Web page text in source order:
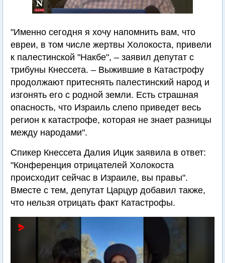
"Именно сегодня я хочу напомнить вам, что
евреи, в том числе жертвы Холокоста, привели
к палестинской "Накбе", – заявил депутат с
трибуны Кнессета. – Выжившие в Катастрофу
продолжают притеснять палестинский народ и
изгонять его с родной земли. Есть страшная
опасность, что Израиль слепо приведет весь
регион к катастрофе, которая не знает разницы
между народами".
Спикер Кнессета Далия Ицик заявила в ответ:
"Конференция отрицателей Холокоста
происходит сейчас в Израиле, вы правы".
Вместе с тем, депутат Царцур добавил также,
что нельзя отрицать факт Катастрофы.